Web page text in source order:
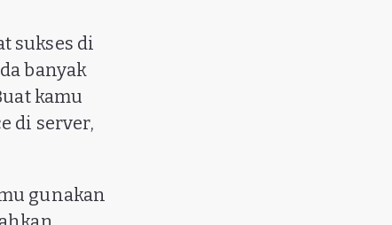
sukses di
banyak
kamu
di server,
gunakan